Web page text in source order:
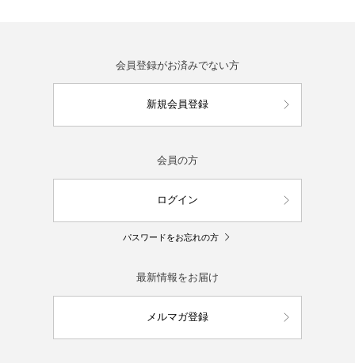
会員登録がお済みでない方
新規会員登録
会員の方
ログイン
パスワードをお忘れの方
最新情報をお届け
メルマガ登録